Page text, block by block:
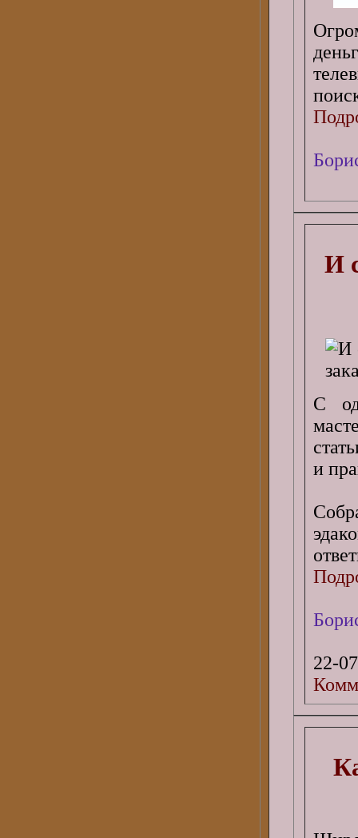
И
С
и
22-